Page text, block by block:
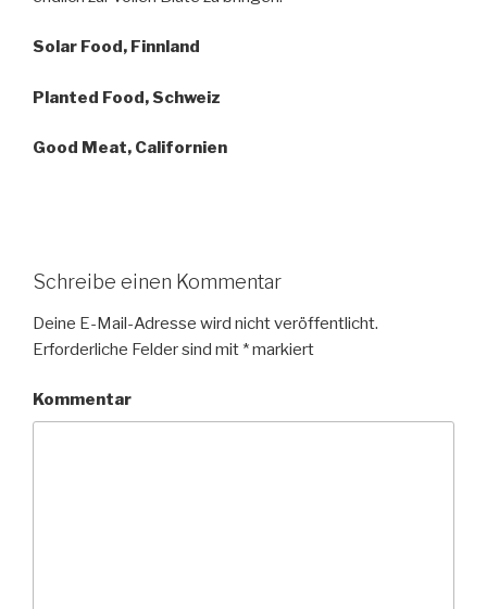
Solar Food, Finnland
Planted Food, Schweiz
Good Meat, Californien
Schreibe einen Kommentar
Deine E-Mail-Adresse wird nicht veröffentlicht.
Erforderliche Felder sind mit *markiert
Kommentar